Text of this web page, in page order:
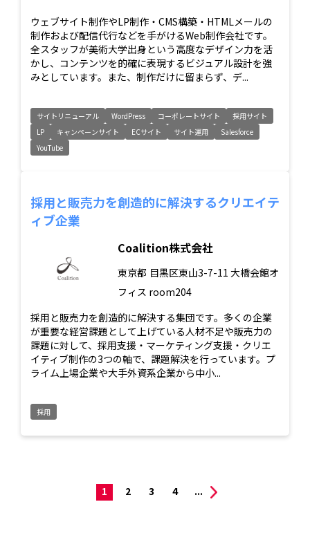
ウェブサイト制作やLP制作・CMS構築・HTMLメールの
制作および配信代行などを手がけるWeb制作会社です。
全スタッフが美術大学出身という高度なデザイン力を活
かし、コンテンツを的確に表現するビジュアル設計を強
みとしています。また、制作だけに留まらず、デ...
サイトリニューアル WordPress コーポレートサイト
採用サイト
LP
キャンペーンサイト ECサイト サイト運用
Salesforce
YouTube
採用と販売力を創造的に解決するクリエイテ
ィブ企業
Coalition株式会社
東京都 目黒区東山3-7-11 大橋会館オ
フィス room204
採用と販売力を創造的に解決する集団です。多くの企業
が重要な経営課題として上げている人材不足や販売力の
課題に対して、採用支援・マーケティング支援・クリエ
イティブ制作の3つの軸で、課題解決を行っています。プ
ライム上場企業や大手外資系企業から中小...
採用
1 2 3 4 ...